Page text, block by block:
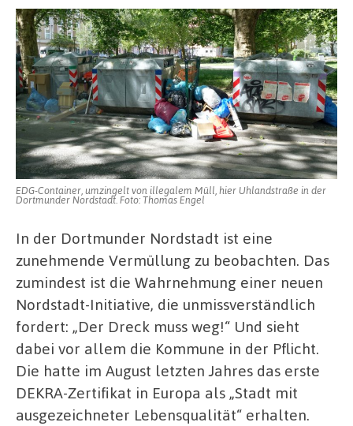
weg!“
–
Nordstadt-
Initiative
kritisiert
Müll-
Situation
und
fordert
stärkeres
EDG-Container, umzingelt von illegalem Müll, hier Uhlandstraße in der
Dortmunder Nordstadt. Foto: Thomas Engel
In der Dortmunder Nordstadt ist eine
zunehmende Vermüllung zu beobachten. Das
zumindest ist die Wahrnehmung einer neuen
Nordstadt-Initiative, die unmissverständlich
fordert: „Der Dreck muss weg!“ Und sieht
dabei vor allem die Kommune in der Pflicht.
Die hatte im August letzten Jahres das erste
DEKRA-Zertifikat in Europa als „Stadt mit
ausgezeichneter Lebensqualität“ erhalten.